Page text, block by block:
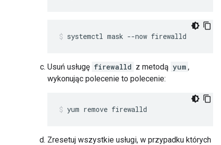
systemctl mask --now firewalld
Usuń usługę firewalld z metodą yum ,
wykonując polecenie to polecenie:
yum remove firewalld
Zresetuj wszystkie usługi, w przypadku których